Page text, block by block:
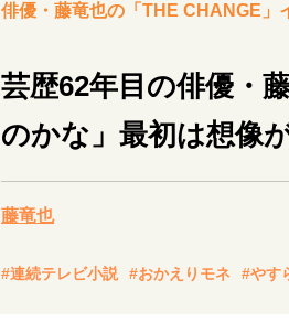
社会・カルチャー・マネー
俳優・藤竜也の「THE CHANGE」
芸歴62年目の俳優・
のかな」最初は想像
藤竜也
#連続テレビ小説 #おかえりモネ #やす